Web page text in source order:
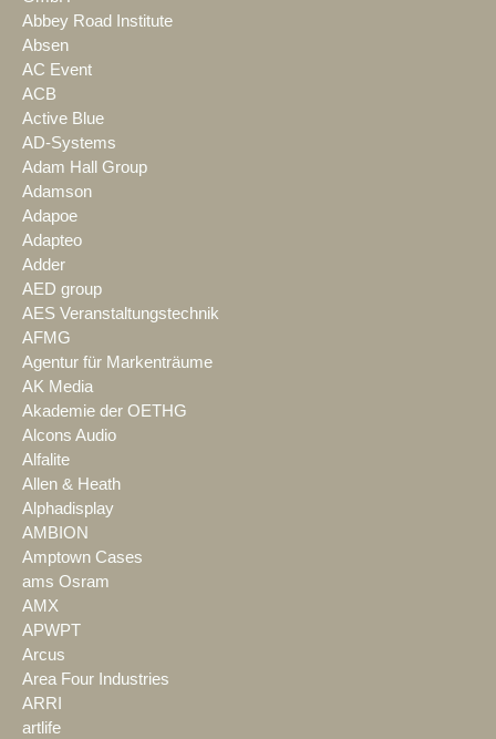
Abbey Road Institute
Absen
AC Event
ACB
Active Blue
AD-Systems
Adam Hall Group
Adamson
Adapoe
Adapteo
Adder
AED group
AES Veranstaltungstechnik
AFMG
Agentur für Markenträume
AK Media
Akademie der OETHG
Alcons Audio
Alfalite
Allen & Heath
Alphadisplay
AMBION
Amptown Cases
ams Osram
AMX
APWPT
Arcus
Area Four Industries
ARRI
artlife